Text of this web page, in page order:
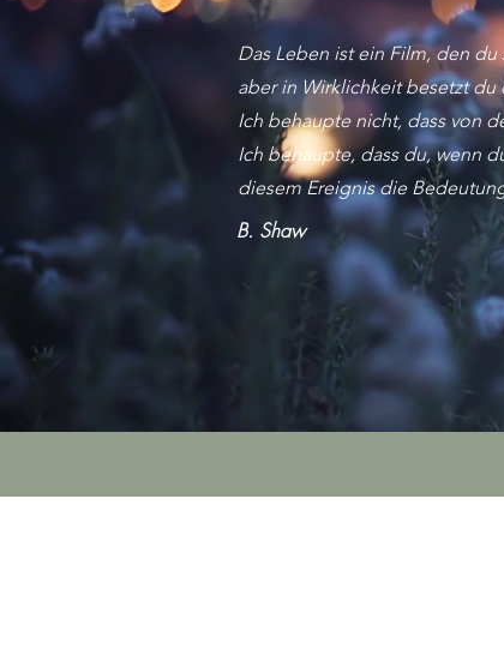
Das Leben ist ein Film, den
aber in Wirklichkeit besetzt
Ich behaupte nicht, dass von
Ich behaupte, dass du, wenn
diesem Ereignis die
B. Shaw